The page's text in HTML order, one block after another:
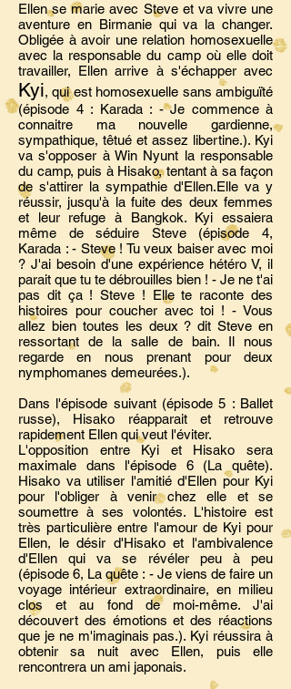
Ellen se marie avec Steve et va vivre une
aventure en Birmanie qui va la changer.
Obligée à avoir une relation homosexuelle
avec la responsable du camp où elle doit
travailler, Ellen arrive à s'échapper avec
Kyi, qui est homosexuelle sans ambiguïté
(épisode 4 : Karada : - Je commence à
connaitre ma nouvelle gardienne,
sympathique, têtué et assez libertine.). Kyi
va s'opposer à Win Nyunt la responsable
du camp, puis à Hisako, tentant à sa façon
de s'attirer la sympathie d'Ellen.Elle va y
réussir, jusqu'à la fuite des deux femmes
et leur refuge à Bangkok. Kyi essaiera
même de séduire Steve (épisode 4,
Karada : - Steve ! Tu veux baiser avec moi
? J'ai besoin d'une expérience hétéro V, il
parait que tu te débrouilles bien ! - Je ne t'ai
pas dit ça ! Steve ! Elle te raconte des
histoires pour coucher avec toi ! - Vous
allez bien toutes les deux ? dit Steve en
ressortant de la salle de bain. Il nous
regarde en nous prenant pour deux
nymphomanes demeurées.).
Dans l'épisode suivant (épisode 5 : Ballet
russe), Hisako réapparait et retrouve
rapidement Ellen qui veut l'éviter.
L'opposition entre Kyi et Hisako sera
maximale dans l'épisode 6 (La quête).
Hisako va utiliser l'amitié d'Ellen pour Kyi
pour l'obliger à venir chez elle et se
soumettre à ses volontés. L'histoire est
très particulière entre l'amour de Kyi pour
Ellen, le désir d'Hisako et l'ambivalence
d'Ellen qui va se révéler peu à peu
(épisode 6, La quête : - Je viens de faire un
voyage intérieur extraordinaire, en milieu
clos et au fond de moi-même. J'ai
découvert des émotions et des réactions
que je ne m'imaginais pas.). Kyi réussira à
obtenir sa nuit avec Ellen, puis elle
rencontrera un ami japonais.